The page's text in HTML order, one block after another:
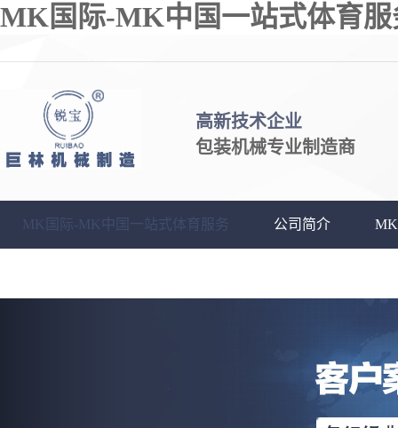
MK国际-MK中国一站式体育服
高新技术企业
包装机械专业制造商
MK国际-MK中国一站式体育服务 公司简介